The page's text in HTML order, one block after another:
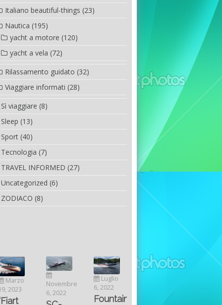
Italiano beautiful-things (23)
Nautica (195)
yacht a motore (120)
yacht a vela (72)
Rilassamento guidato (32)
Viaggiare informati (28)
Sì viaggiare (8)
Sleep (13)
Sport (40)
Tecnologia (7)
TRAVEL INFORMED (27)
Uncategorized (6)
ZODIACO (8)
Marzo
2023
Novembre
6, 2022
Luglio
6, 2022
Fountain 38SC